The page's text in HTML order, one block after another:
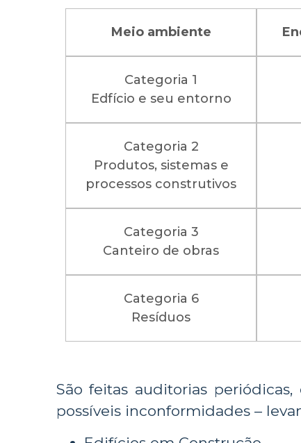
Meio ambiente
Categoria 1
Edfício e seu entorno
Categoria 2
Produtos, sistemas e
processos construtivos
Categoria 3
Canteiro de obras
Categoria 6
Resíduos
São feitas auditorias
possíveis inconformidades –